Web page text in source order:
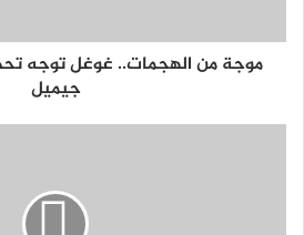
موجة من الهجمات.. غوغل توجه
جيميل